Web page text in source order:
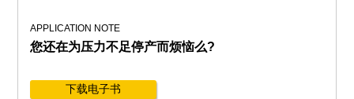
APPLICATION NOTE
您还在为压力不足停产而烦恼么?
下载电子书